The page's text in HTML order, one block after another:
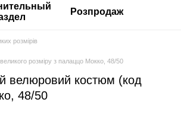
Розпродаж
розмірів
розміру з палаццо Мокко, 48/50
велюровий костюм (код
48/50